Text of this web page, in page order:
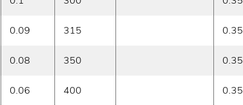
0.09 315 0.35
0.08 350 0.35
0.06 400 0.35